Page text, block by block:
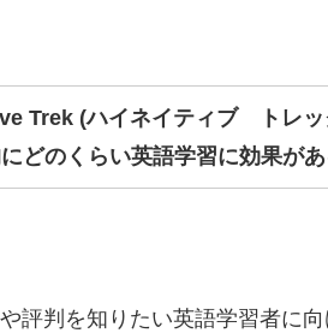
Trek (ハイネイティブ トレッ
どのくらい英語学習に効果が
評判を知りたい英語学習者に向